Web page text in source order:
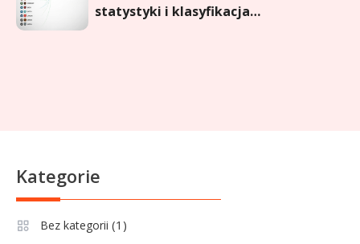
statystyki i klasyfikacja
6
historyczne dane
Kategorie
Bez kategorii (1)